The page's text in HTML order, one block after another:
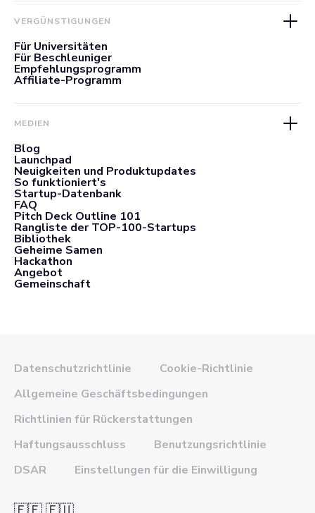
VERGÜNSTIGUNGEN
Für Universitäten
Für Beschleuniger
Empfehlungsprogramm
Affiliate-Programm
MEDIEN
Blog
Launchpad
Neuigkeiten und Produktupdates
So funktioniert's
Startup-Datenbank
FAQ
Pitch Deck Outline 101
Rangliste der TOP-100-Startups
Bibliothek
Geheime Samen
Hackathon
Angebot
Gemeinschaft
Datenschutzrichtlinie
Cookie-Richtlinie
Allgemeine Geschäftsbedingungen
Richtlinien für Rückerstattungen
Haftungsausschluss
Benutzungsrichtlinie
DSAR
Einstellungen für die Einwilligung